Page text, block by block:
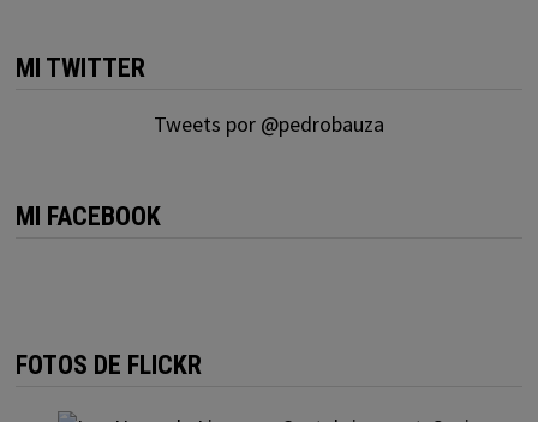
MI TWITTER
Tweets por @pedrobauza
MI FACEBOOK
FOTOS DE FLICKR